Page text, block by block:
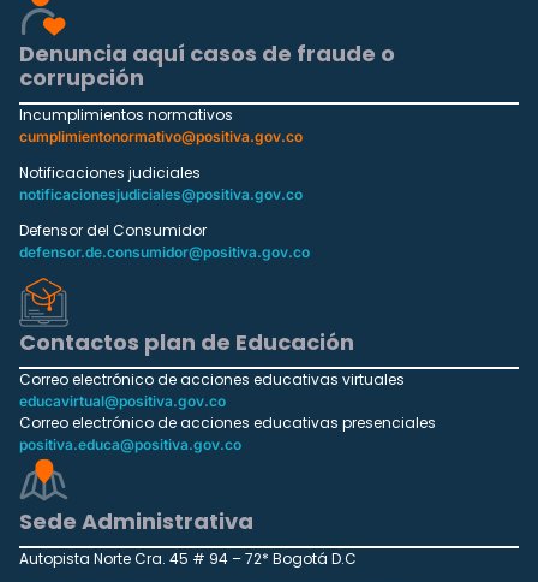
Denuncia aquí casos de fraude o
corrupción
Incumplimientos normativos
cumplimientonormativo@positiva.gov.co
Notificaciones judiciales
notificacionesjudiciales@positiva.gov.co
Defensor del Consumidor
defensor.de.consumidor@positiva.gov.co
Contactos plan de Educación
Correo electrónico de acciones educativas virtuales
educavirtual@positiva.gov.co
Correo electrónico de acciones educativas presenciales
positiva.educa@positiva.gov.co
Sede Administrativa
Autopista Norte Cra. 45 # 94 – 72* Bogotá D.C